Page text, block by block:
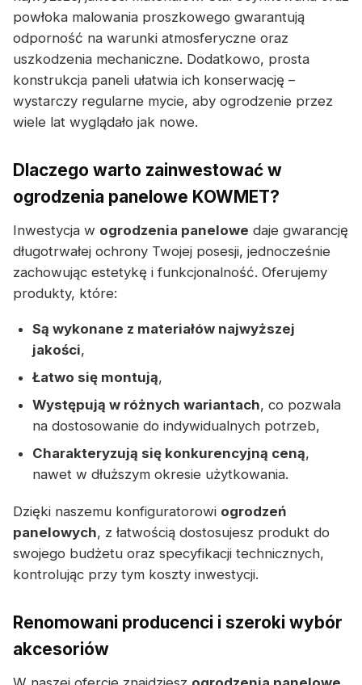
powłoka malowania proszkowego gwarantują
odporność na warunki atmosferyczne oraz
uszkodzenia mechaniczne. Dodatkowo, prosta
konstrukcja paneli ułatwia ich konserwację –
wystarczy regularne mycie, aby ogrodzenie przez
wiele lat wyglądało jak nowe.
Dlaczego warto zainwestować w
ogrodzenia panelowe KOWMET?
Inwestycja w ogrodzenia panelowe daje gwarancję
długotrwałej ochrony Twojej posesji, jednocześnie
zachowując estetykę i funkcjonalność. Oferujemy
produkty, które:
Są wykonane z materiałów najwyższej
jakości,
Łatwo się montują,
Występują w różnych wariantach, co pozwala
na dostosowanie do indywidualnych potrzeb,
Charakteryzują się konkurencyjną ceną,
nawet w dłuższym okresie użytkowania.
Dzięki naszemu konfiguratorowi ogrodzeń
panelowych, z łatwością dostosujesz produkt do
swojego budżetu oraz specyfikacji technicznych,
kontrolując przy tym koszty inwestycji.
Renomowani producenci i szeroki wybór
akcesoriów